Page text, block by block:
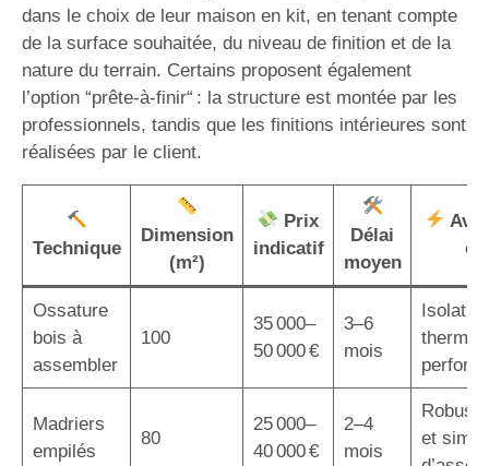
dans le choix de leur maison en kit, en tenant compte
de la surface souhaitée, du niveau de finition et de la
nature du terrain. Certains proposent également
l’option “prête-à-finir“ : la structure est montée par les
professionnels, tandis que les finitions intérieures sont
réalisées par le client.
Technique
Dimension
(m²)
Prix
indicatif
Délai
moyen
clé
Ossature
bois à
assembler
100
35 000–
50 000 €
3–6
mois
Isolation
Madriers
empilés
80
25 000–
40 000 €
2–4
mois
et